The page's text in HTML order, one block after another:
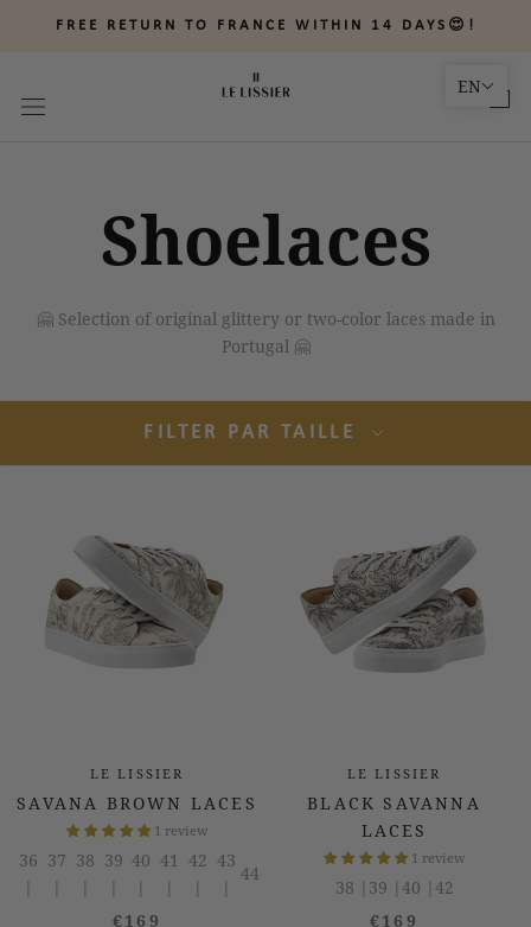
FREE RETURN TO FRANCE WITHIN 14 DAYS😍!
Shoelaces
🤗Selection of original glittery or two-color laces made in
Portugal 🤗
FILTER PAR TAILLE
LE LISSIER
SAVANA BROWN LACES
1 review
36
|
37
|
38
|
39
|
40
|
41
|
42
|
43
|
44
€169
LE LISSIER
BLACK SAVANNA
LACES
1 review
38 | 39 | 40 | 42
€169
EN